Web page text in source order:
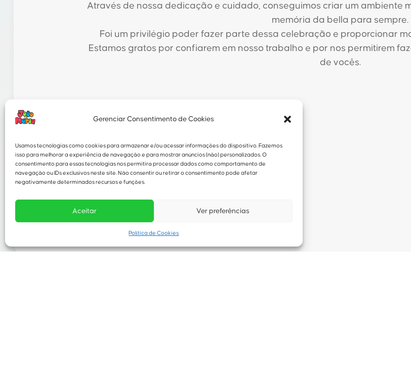
Gerenciar Consentimento de Cookies
Usamos tecnologias como cookies para armazenar e/ou acessar informações do dispositivo. Fazemos
isso para melhorar a experiência de navegação e para mostrar anúncios (não) personalizados. O
consentimento para essas tecnologias nos permitirá processar dados como comportamento de
navegação ou IDs exclusivos neste site. Não consentir ou retirar o consentimento pode afetar
negativamente determinados recursos e funções.
Aceitar Ver preferências
Política de Cookies
Através de nossa dedicação e cuidado, conseguimos criar um ambiente
memória da bella para sempre.
Foi um privilégio poder fazer parte dessa celebração e proporcionar
Estamos gratos por confiarem em nosso trabalho e por nos permitirem
de vocês.